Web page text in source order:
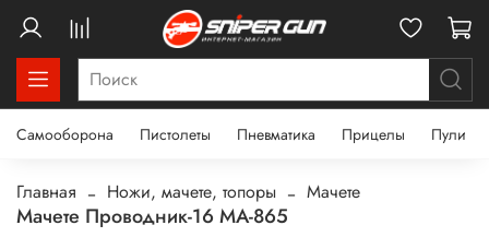
Самооборона Пистолеты Пневматика Прицелы Пули
Главная Ножи, мачете, топоры Мачете
Мачете Проводник-16 MA-865